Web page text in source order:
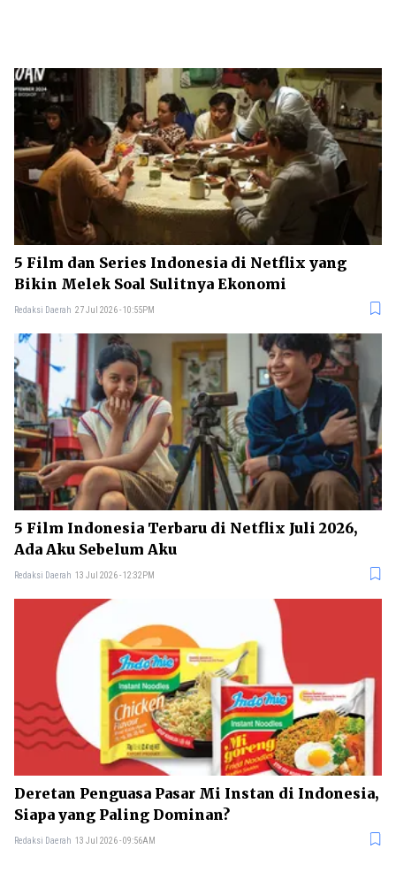
5 Film dan Series Indonesia di Netflix yang
Bikin Melek Soal Sulitnya Ekonomi
Redaksi Daerah 27 Jul 2026 - 10:55PM
5 Film Indonesia Terbaru di Netflix Juli 2026,
Ada Aku Sebelum Aku
Redaksi Daerah 13 Jul 2026 - 12:32PM
Deretan Penguasa Pasar Mi Instan di Indonesia,
Siapa yang Paling Dominan?
Redaksi Daerah 13 Jul 2026 - 09:56AM